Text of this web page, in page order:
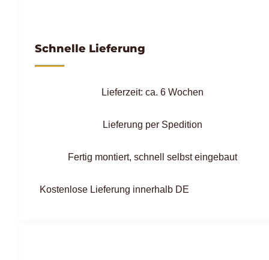
Schnelle Lieferung
Lieferzeit: ca. 6 Wochen
Lieferung per Spedition
Fertig montiert, schnell selbst eingebaut
Kostenlose Lieferung innerhalb DE